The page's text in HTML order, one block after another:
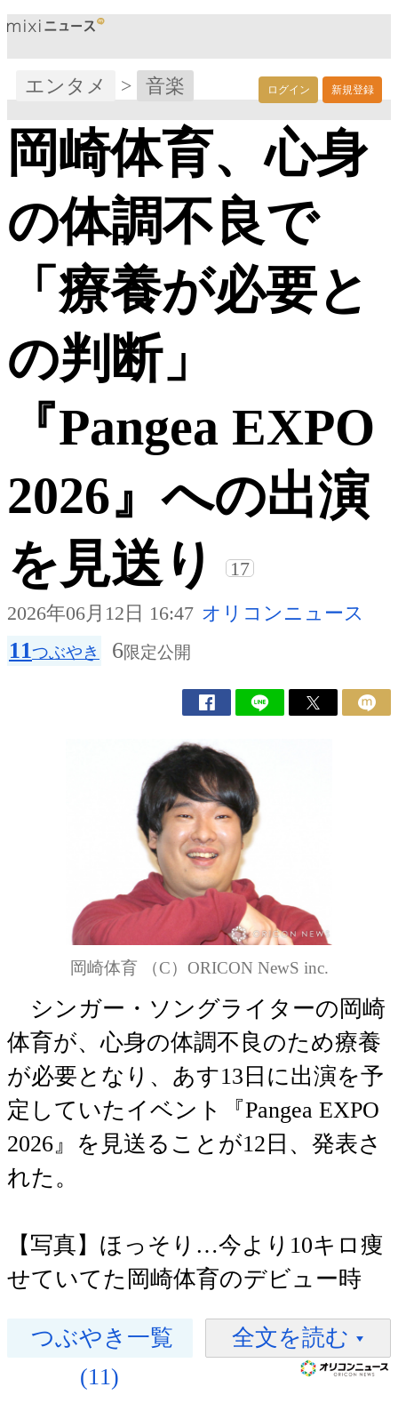
ログイン 新規登録
エンタメ > 音楽
岡崎体育、心身
の体調不良で
「療養が必要と
の判断」
『Pangea EXPO
2026』への出演
を見送り
17
2026年06月12日 16:47 オリコンニュース
11つぶやき 6限定公開
岡崎体育 （C）ORICON NewS inc.
シンガー・ソングライターの岡崎
体育が、心身の体調不良のため療養
が必要となり、あす13日に出演を予
定していたイベント『Pangea EXPO
2026』を見送ることが12日、発表さ
れた。
【写真】ほっそり…今より10キロ痩
せていてた岡崎体育のデビュー時
つぶやき一覧
(11)
全文を読む